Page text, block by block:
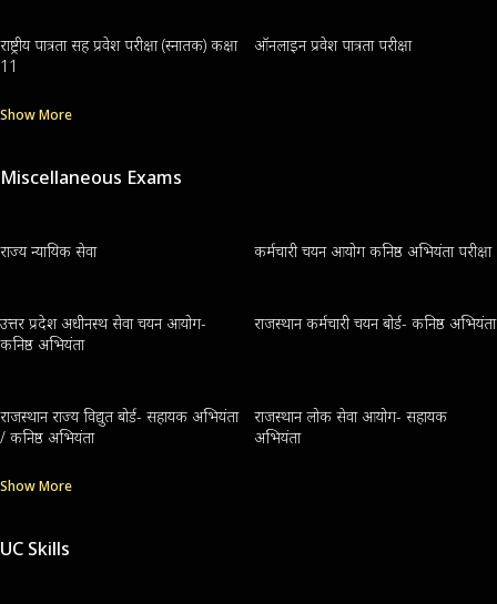
राष्ट्रीय पात्रता सह प्रवेश परीक्षा (स्नातक) कक्षा
11
ऑनलाइन प्रवेश पात्रता परीक्षा
Show More
Miscellaneous Exams
राज्य न्यायिक सेवा कर्मचारी चयन आयोग कनिष्ठ अभियंता परीक्षा
उत्तर प्रदेश अधीनस्थ सेवा चयन आयोग-
कनिष्ठ अभियंता
राजस्थान कर्मचारी चयन बोर्ड- कनिष्ठ अभियंता
राजस्थान राज्य विद्युत बोर्ड- सहायक अभियंता
/ कनिष्ठ अभियंता
राजस्थान लोक सेवा आयोग- सहायक
अभियंता
Show More
UC Skills